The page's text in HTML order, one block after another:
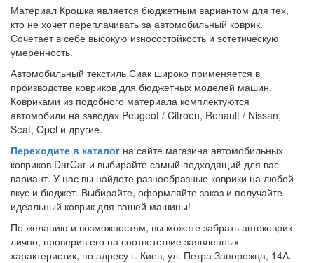
Материал Крошка является бюджетным вариантом для тех,
кто не хочет переплачивать за автомобильный коврик.
Сочетает в себе высокую износостойкость и эстетическую
умеренность.
Автомобильный текстиль Сиак широко применяется в
производстве ковриков для бюджетных моделей машин.
Ковриками из подобного материала комплектуются
автомобили на заводах Peugeot / Citroen, Renault / Nissan,
Seat, Opel и другие.
Переходите в каталог на сайте магазина автомобильных
ковриков DarCar и выбирайте самый подходящий для вас
вариант. У нас вы найдете разнообразные коврики на любой
вкус и бюджет. Выбирайте, оформляйте заказ и получайте
идеальный коврик для вашей машины!
По желанию и возможностям, вы можете забрать автоковрик
лично, проверив его на соответствие заявленных
характеристик, по адресу г. Киев, ул. Петра Запорожца, 14А.